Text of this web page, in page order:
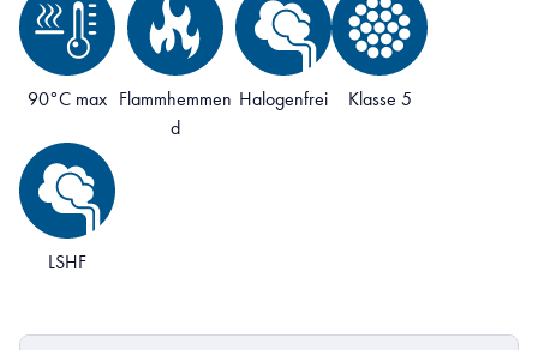
90°C max Flammhemmen
d
Halogenfrei Klasse 5
LSHF